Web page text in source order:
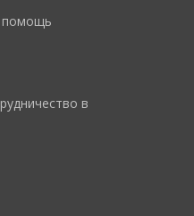
помощь
в